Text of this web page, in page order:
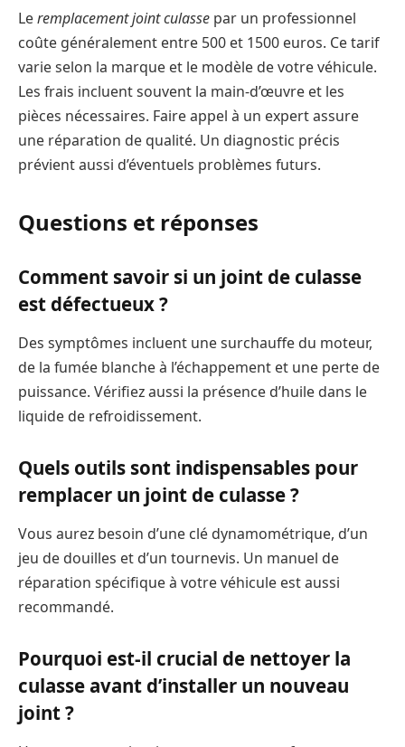
Leremplacement joint culasse par un professionnel
coûte généralement entre 500 et 1500 euros. Ce tarif
varie selon la marque et le modèle de votre véhicule.
Les frais incluent souvent la main-d’œuvre et les
pièces nécessaires. Faire appel à un expert assure
une réparation de qualité. Un diagnostic précis
prévient aussi d’éventuels problèmes futurs.
Questions et réponses
Comment savoir si un joint de culasse
est défectueux ?
Des symptômes incluent une surchauffe du moteur,
de la fumée blanche à l’échappement et une perte de
puissance. Vérifiez aussi la présence d’huile dans le
liquide de refroidissement.
Quels outils sont indispensables pour
remplacer un joint de culasse ?
Vous aurez besoin d’une clé dynamométrique, d’un
jeu de douilles et d’un tournevis. Un manuel de
réparation spécifique à votre véhicule est aussi
recommandé.
Pourquoi est-il crucial de nettoyer la
culasse avant d’installer un nouveau
joint ?